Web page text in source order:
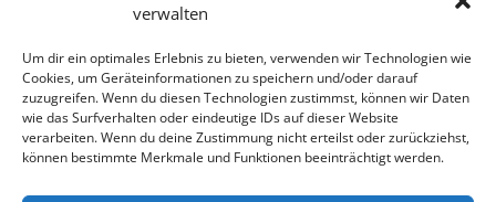
verwalten
Um dir ein optimales Erlebnis zu bieten, verwenden wir Technologien wie
Cookies, um Geräteinformationen zu speichern und/oder darauf
zuzugreifen. Wenn du diesen Technologien zustimmst, können wir Daten
wie das Surfverhalten oder eindeutige IDs auf dieser Website
verarbeiten. Wenn du deine Zustimmung nicht erteilst oder zurückziehst,
können bestimmte Merkmale und Funktionen beeinträchtigt werden.
Max-Planck-Straße 7 D-59423 Unna
Copyright © 2022 Freestage-Künstlermanagement